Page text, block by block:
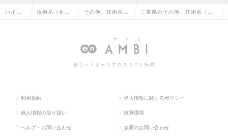
ハイク 技術系（化 その他、技術系
品・衣料）
三重県のその他、技術系（化
職・求人情報一覧
若手ハイキャリアのスカウト転職
利用規約 求人情報に関するポリシー
個人情報の取り扱い 推奨環境
ヘルプ・お問い合わせ 参画のお問い合わせ